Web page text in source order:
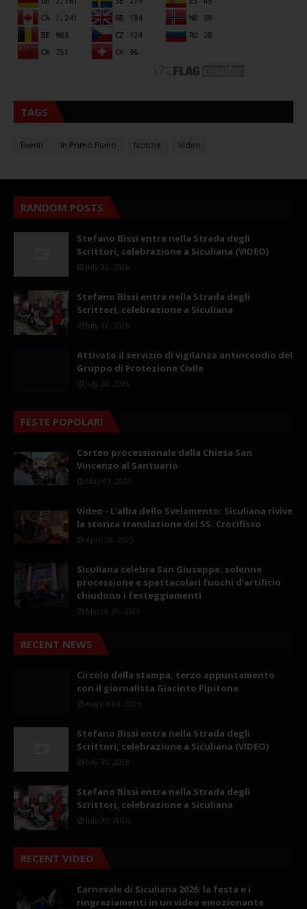
TAGS
Eventi In Primo Piano Notizie Video
RANDOM POSTS
Stefano Bissi entra nella Strada degli
Scrittori, celebrazione a Siculiana (VIDEO)
July 30, 2026
Stefano Bissi entra nella Strada degli
Scrittori, celebrazione a Siculiana
July 30, 2026
Attivato il servizio di vigilanza antincendio del
Gruppo di Protezione Civile
July 28, 2026
FESTE POPOLARI
Corteo processionale dalla Chiesa San
Vincenzo al Santuario
May 01, 2025
Video - L'alba dello Svelamento: Siculiana rivive
la storica translazione del SS. Crocifisso
April 28, 2025
Siculiana celebra San Giuseppe: solenne
processione e spettacolari fuochi d’artificio
chiudono i festeggiamenti
March 20, 2025
RECENT NEWS
Circolo della stampa, terzo appuntamento
con il giornalista Giacinto Pipitone
August 04, 2026
Stefano Bissi entra nella Strada degli
Scrittori, celebrazione a Siculiana (VIDEO)
July 30, 2026
Stefano Bissi entra nella Strada degli
Scrittori, celebrazione a Siculiana
July 30, 2026
RECENT VIDEO
Carnevale di Siculiana 2026: la festa e i
ringraziamenti in un video emozionante